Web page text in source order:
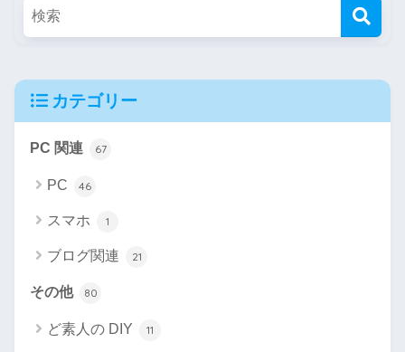
カテゴリー
PC 関連 67
PC 46
スマホ 1
ブログ関連 21
その他 80
ど素人の DIY 11